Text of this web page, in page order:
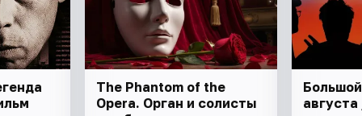
The Phantom of the
Opera. Орган и солисты